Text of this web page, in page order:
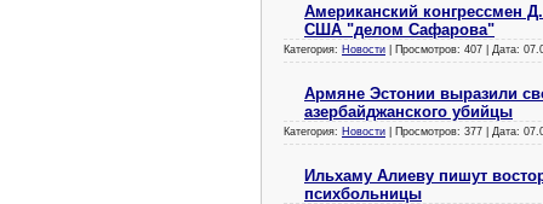
Американский конгрессмен
США "делом Сафарова"
Категория: Новости | Просмотров: 407 | Дата:
Армяне Эстонии выразили
азербайджанского убийцы
Категория: Новости | Просмотров: 377 | Дата:
Ильхаму Алиеву пишут
психбольницы